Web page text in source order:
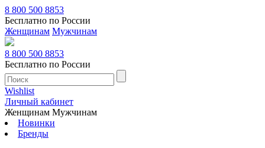
8 800 500 8853
Бесплатно по России
Женщинам Мужчинам
8 800 500 8853
Бесплатно по России
Wishlist
Личный кабинет
Женщинам Мужчинам
Новинки
Бренды